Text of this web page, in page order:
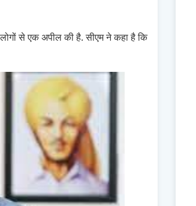
से एक अपील की है. सीएम ने कहा है कि